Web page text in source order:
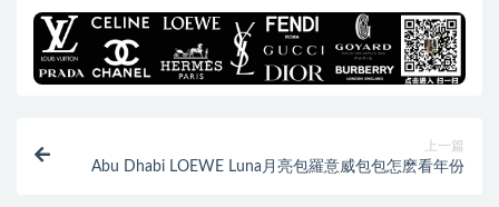
上一篇
Abu Dhabi LOEWE Luna月亮包羅意威包包怎麽看年份